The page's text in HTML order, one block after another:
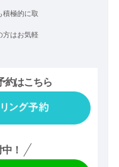
積極的に取
方はお気軽
約はこちら
！